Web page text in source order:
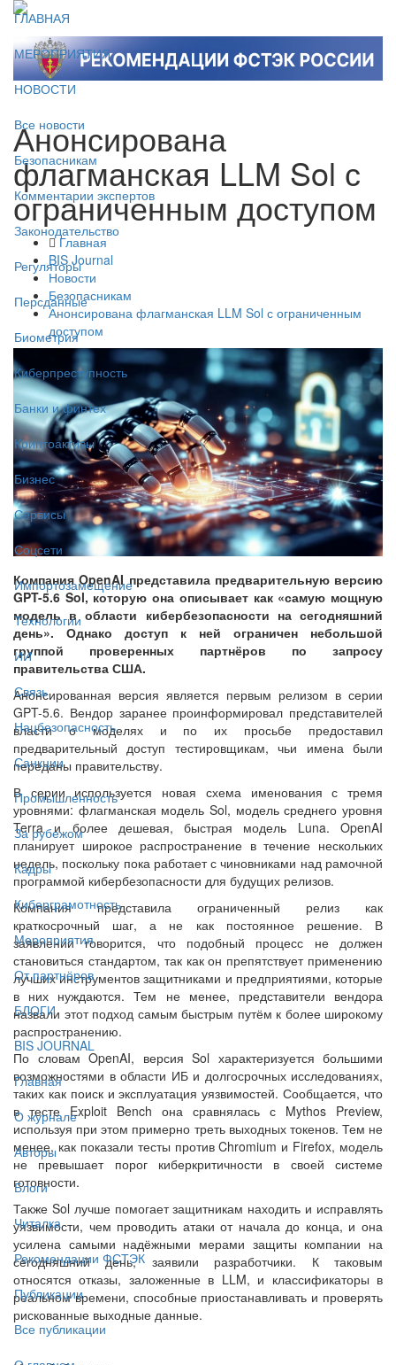
ГЛАВНАЯ
МЕРОПРИЯТИЯ
НОВОСТИ
Все новости
Безопасникам
Комментарии экспертов
Законодательство
Регуляторы
Персданные
Биометрия
Киберпреступность
Банки и финтех
Криптоактивы
Бизнес
Сервисы
Соцсети
Импортозамещение
Технологии
ИИ
Связь
Нацбезопасность
Санкции
Промышленность
За рубежом
Кадры
Киберграмотность
Мероприятия
От партнёров
БЛОГИ
BIS JOURNAL
Главная
О журнале
Авторы
Блоги
Читалка
Рекомендации ФСТЭК
Публикации
Все публикации
Анонсирована
флагманская LLM Sol с
ограниченным доступом
Главная
BIS Journal
Новости
Безопасникам
Анонсирована флагманская LLM Sol с ограниченным
доступом
Компания OpenAI представила предварительную версию
GPT-5.6 Sol, которую она описывает как «самую мощную
модель в области кибербезопасности на сегодняшний
день». Однако доступ к ней ограничен небольшой
группой проверенных партнёров по запросу
правительства США.
Анонсированная версия является первым релизом в серии
GPT-5.6. Вендор заранее проинформировал представителей
власти о моделях и по их просьбе предоставил
предварительный доступ тестировщикам, чьи имена были
переданы правительству.
В серии используется новая схема именования с тремя
уровнями: флагманская модель Sol, модель среднего уровня
Terra и более дешевая, быстрая модель Luna. OpenAI
планирует широкое распространение в течение нескольких
недель, поскольку пока работает с чиновниками над рамочной
программой кибербезопасности для будущих релизов.
Компания представила ограниченный релиз как
краткосрочный шаг, а не как постоянное решение. В
заявлении говорится, что подобный процесс не должен
становиться стандартом, так как он препятствует применению
лучших инструментов защитниками и предприятиями, которые
в них нуждаются. Тем не менее, представители вендора
назвали этот подход самым быстрым путём к более широкому
распространению.
По словам OpenAI, версия Sol характеризуется большими
возможностями в области ИБ и долгосрочных исследованиях,
таких как поиск и эксплуатация уязвимостей. Сообщается, что
в тесте Exploit Bench она сравнялась с Mythos Preview,
используя при этом примерно треть выходных токенов. Тем не
менее, как показали тесты против Chromium и Firefox, модель
не превышает порог киберкритичности в своей системе
готовности.
Также Sol лучше помогает защитникам находить и исправлять
уязвимости, чем проводить атаки от начала до конца, и она
усилена самыми надёжными мерами защиты компании на
сегодняшний день, заявили разработчики. К таковым
относятся отказы, заложенные в LLM, и классификаторы в
реальном времени, способные приостанавливать и проверять
рискованные выходные данные.